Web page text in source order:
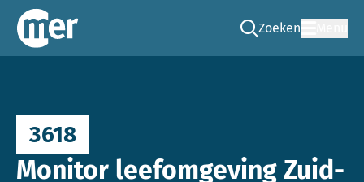
Commissie mer
Zoeken
Ga naar de zoek
3618
Monitor leefomgeving Zuid-